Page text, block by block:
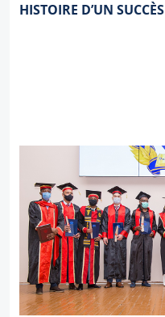
HISTOIRE D’UN SUCCÈS